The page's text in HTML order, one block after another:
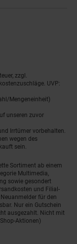
zzgl.
UVP:
Mengeneinheit)
unseren zuvor
Irrtümer vorbehalten.
wegen des
sein.
Sortiment ab einem
Multimedia,
sowie gesondert
und Filial-
für den
Nur ein Gutschein
ausgezahlt. Nicht mit
Aktionen)